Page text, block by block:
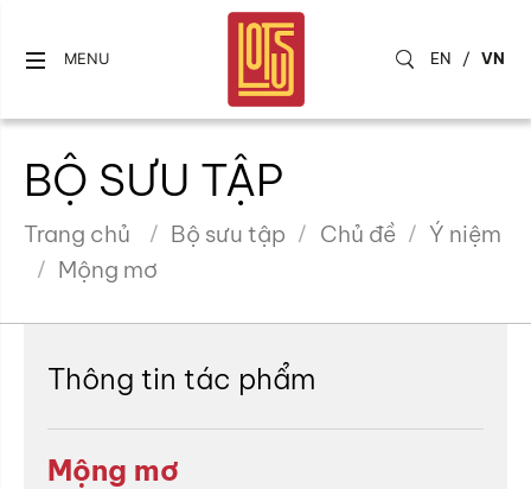
MENU EN / VN
BỘ SƯU TẬP
Trang chủ Bộ sưu tập Chủ đề
Ý niệm
Mộng mơ
Thông tin tác phẩm
Mộng mơ